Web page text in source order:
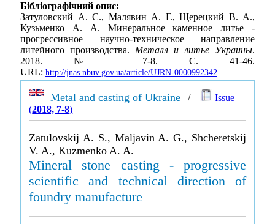
Бібліографічний опис:
Затуловский А. С., Малявин А. Г., Щерецкий В. А.,
Кузьменко А. А. Минеральное каменное литье -
прогрессивное научно-техническое направление
литейного производства. Металл и литье Украины.
2018. № 7-8. С. 41-46.
URL: http://jnas.nbuv.gov.ua/article/UJRN-0000992342
Metal and casting of Ukraine /
Issue
(2018, 7-8)
Zatulovskij A. S., Maljavin A. G., Shcheretskij
V. A., Kuzmenko A. A.
Mineral stone casting - progressive
scientific and technical direction of
foundry manufacture